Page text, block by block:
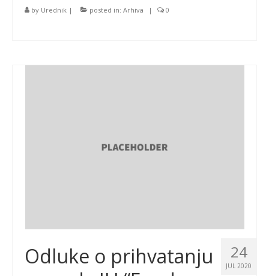
by Urednik | posted in: Arhiva | 0
24
JUL 2020
Odluke o prihvatanju